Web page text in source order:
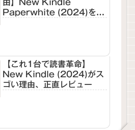
由】New Kindle
Paperwhite (2024)を実
【これ1台で読書革命】
New Kindle (2024)がス
ゴい理由、正直レビュー